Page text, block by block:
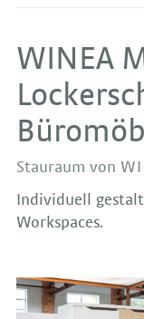
WINEA
Stauraum von
Individuell
Workspaces.